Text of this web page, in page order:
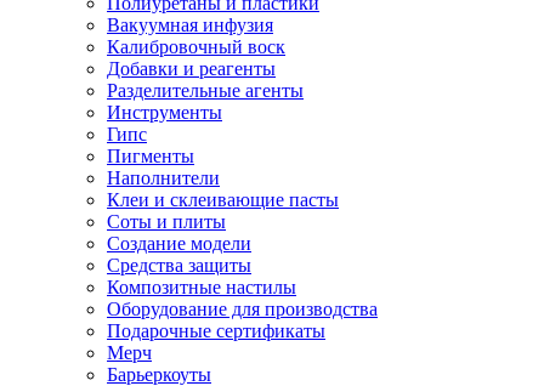
Вакуумная инфузия
Калибровочный воск
Добавки и реагенты
Разделительные агенты
Инструменты
Гипс
Пигменты
Наполнители
Клеи и склеивающие пасты
Соты и плиты
Создание модели
Средства защиты
Композитные настилы
Оборудование для производства
Подарочные сертификаты
Мерч
Барьеркоуты